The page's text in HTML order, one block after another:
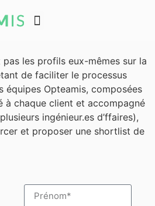
les profils eux-mêmes sur la
de faciliter le processus
équipes Opteamis, composées
à chaque client et accompagné
ingénieur.es d’ffaires),
et proposer une shortlist de